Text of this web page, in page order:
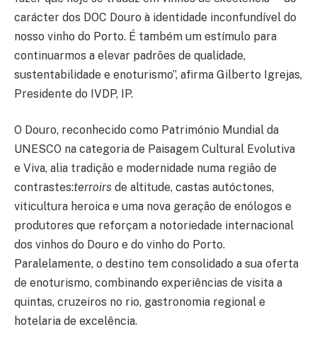
carácter dos DOC Douro à identidade inconfundível do
nosso vinho do Porto. É também um estímulo para
continuarmos a elevar padrões de qualidade,
sustentabilidade e enoturismo”, afirma Gilberto Igrejas,
Presidente do IVDP, IP.
O Douro, reconhecido como Património Mundial da
UNESCO na categoria de Paisagem Cultural Evolutiva
e Viva, alia tradição e modernidade numa região de
contrastes:terroirs de altitude, castas autóctones,
viticultura heroica e uma nova geração de enólogos e
produtores que reforçam a notoriedade internacional
dos vinhos do Douro e do vinho do Porto.
Paralelamente, o destino tem consolidado a sua oferta
de enoturismo, combinando experiências de visita a
quintas, cruzeiros no rio, gastronomia regional e
hotelaria de excelência.